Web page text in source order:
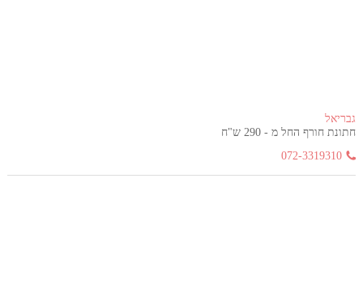
גבריאל
חתונת חורף החל מ - 290 ש"ח
072-3319310